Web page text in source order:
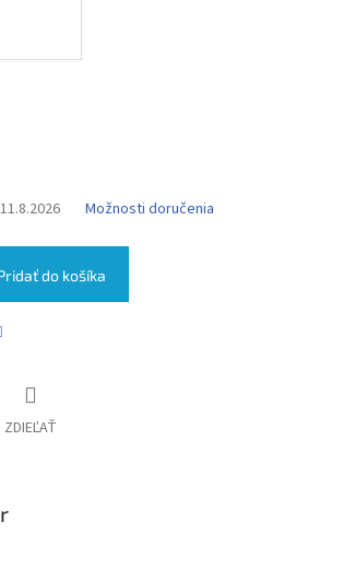
11.8.2026 Možnosti doručenia
do košíka
ZDIEĽAŤ